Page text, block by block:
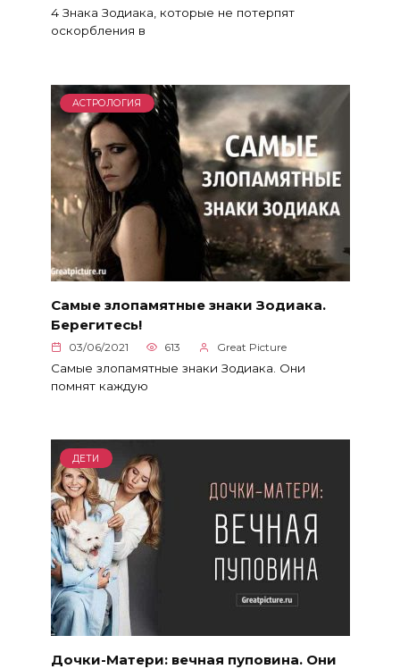
4 Знака Зодиака, которые не потерпят
оскорбления в
АСТРОЛОГИЯ
Самые злопамятные знаки Зодиака.
Берегитесь!
03/06/2021 613 Great Picture
Самые злопамятные знаки Зодиака. Они
помнят каждую
ДЕТИ
Дочки-Матери: вечная пуповина. Они